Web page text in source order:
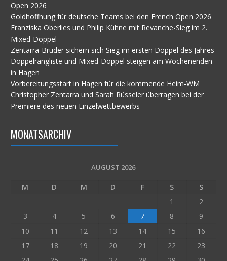
Open 2026
Goldhoffnung für deutsche Teams bei den French Open 2026
Franziska Oberlies und Philip Kühne mit Revanche-Sieg im 2.
Mixed-Doppel
Zentarra-Brüder sichern sich Sieg im ersten Doppel des Jahres
Doppelrangliste und Mixed-Doppel steigen am Wochenenden
in Hagen
Vorbereitungsstart in Hagen für die kommende Heim-WM
Christopher Zentarra und Sarah Rüsseler überragen bei der
Premiere des neuen Einzelwettbewerbs
MONATSARCHIV
AUGUST 2026
M D M D F S
S
1
2
3
4 5 6 7 8
9
10
11 12 13 14 15
16
17
18 19 20 21 22
23